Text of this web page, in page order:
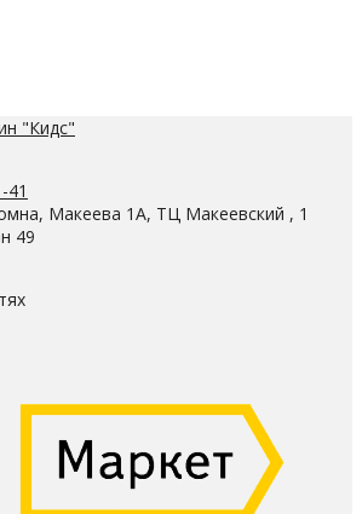
41
Макеева 1А, ТЦ Макеевский , 1
49